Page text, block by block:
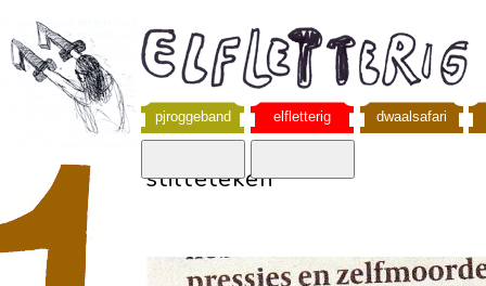
pjroggeband elfletterig dwaalsafari
stilteteken